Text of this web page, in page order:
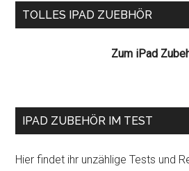
Seitenspalte
TOLLES IPAD ZUEBHÖR
Zum iPad
IPAD ZUBEHÖR IM TEST
Hier findet ihr unzählige Tests und